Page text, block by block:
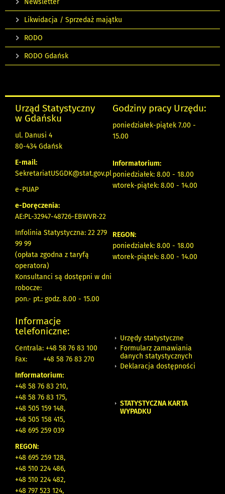
Newsletter
Likwidacja / Sprzedaż majątku
RODO
RODO Gdańsk
Urząd Statystyczny
w Gdańsku
ul. Danusi 4
80-434 Gdańsk
E-mail:
SekretariatUSGDK@stat.gov.pl
e-PUAP
e-Doręczenia:
AE:PL-32947-48726-EBWVR-22
Infolinia Statystyczna: 22 279
99 99
(opłata zgodna z taryfą
operatora)
Konsultanci są dostępni w dni
robocze:
pon.- pt.: godz. 8.00 - 15.00
Godziny pracy Urzędu:
poniedziałek-piątek 7.00 -
15.00
Informatorium:
poniedziałek: 8.00 - 18.00
wtorek-piątek: 8.00 - 14.00
REGON:
poniedziałek: 8.00 - 18.00
wtorek-piątek: 8.00 - 14.00
Informacje
telefoniczne:
Centrala: +48 58 76 83 100
Fax:
+48 58 76 83 270
Informatorium:
+48 58 76 83 210,
+48 58 76 83 175,
+48 505 159 148,
+48 505 158 415,
+48 695 259 039
REGON:
+48 695 259 128,
+48 510 224 486,
+48 510 224 482,
+48 797 523 124,
Urzędy statystyczne
Formularz zamawiania
danych statystycznych
Deklaracja dostępności
STATYSTYCZNA KARTA
WYPADKU